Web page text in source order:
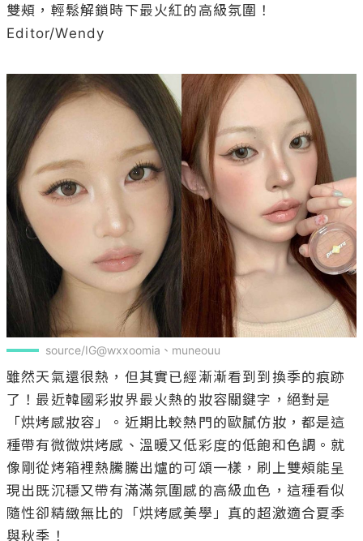
雙頰，輕鬆解鎖時下最火紅的高級氛圍！
Editor/Wendy
source/IG@wxxoomia、muneouu
雖然天氣還很熱，但其實已經漸漸看到到換季的痕跡
了！最近韓國彩妝界最火熱的妝容關鍵字，絕對是
「烘烤感妝容」。近期比較熱門的歐膩仿妝，都是這
種帶有微微烘烤感、溫暖又低彩度的低飽和色調。就
像剛從烤箱裡熱騰騰出爐的可頌一樣，刷上雙頰能呈
現出既沉穩又帶有滿滿氛圍感的高級血色，這種看似
隨性卻精緻無比的「烘烤感美學」真的超激適合夏季
與秋季！